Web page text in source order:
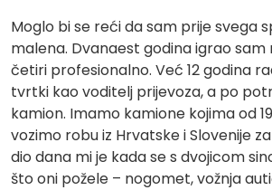
Moglo bi se reći da sam prije svega
malena. Dvanaest godina igrao
četiri profesionalno. Već 12 godina
tvrtki kao voditelj prijevoza, a po
kamion. Imamo kamione kojima od
vozimo robu iz Hrvatske i Slovenije
dio dana mi je kada se s dvojicom
što oni požele – nogomet, vožnja